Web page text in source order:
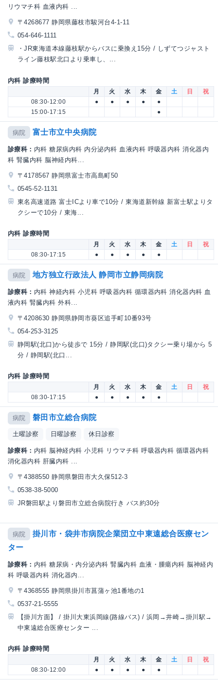
リウマチ科 血液内科 ...
〒4268677 静岡県藤枝市駿河台4-1-11
054-646-1111
・JR東海道本線藤枝駅からバスに乗換え15分 / しずてつジャスト
ライン藤枝駅北口より乗車し、...
内科 診療時間
月 火 水 木 金 土 日
祝
08:30-12:00
● ● ● ●
●
15:00-17:15
●
病院 富士市立中央病院
診療科： 内科 糖尿病内科 内分泌内科 血液内科 呼吸器内科 消化器内
科 腎臓内科 脳神経内科...
〒4178567 静岡県富士市高島町50
0545-52-1131
東名高速道路 富士ICより車で10分 / 東海道新幹線 新富士駅よりタ
クシーで10分 / 東海...
内科 診療時間
月 火 水 木 金 土 日
祝
08:30-17:15
● ● ● ● ●
病院 地方独立行政法人 静岡市立静岡病院
診療科： 内科 神経内科 小児科 呼吸器内科 循環器内科 消化器内科 血
液内科 腎臓内科 外科...
〒4208630 静岡県静岡市葵区追手町10番93号
054-253-3125
静岡駅(北口)から徒歩で 15分 / 静岡駅(北口)タクシー乗り場から 5
分 / 静岡駅(北口...
内科 診療時間
月 火 水 木 金 土 日
祝
08:30-17:15
● ● ● ● ●
病院 磐田市立総合病院
土曜診察 日曜診察 休日診察
診療科： 内科 脳神経内科 小児科 リウマチ科 呼吸器内科 循環器内科
消化器内科 肝臓内科 ...
〒4388550 静岡県磐田市大久保512-3
0538-38-5000
JR磐田駅より磐田市立総合病院行き バス約30分
病院
掛川市・袋井市病院企業団立中東遠総合医療セン
ター
診療科： 内科 糖尿病・内分泌内科 腎臓内科 血液・腫瘍内科 脳神経内
科 呼吸器内科 消化器内...
〒4368555 静岡県掛川市菖蒲ヶ池1番地の1
0537-21-5555
【掛川方面】 / 掛川大東浜岡線(路線バス) / 浜岡→井崎→掛川駅→
中東遠総合医療センター ...
内科 診療時間
月 火 水 木 金 土 日
祝
08:30-12:00
● ● ● ● ●